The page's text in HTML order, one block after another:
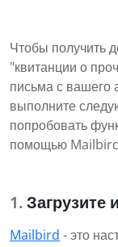
Чтобы получить
"квитанции о
письма с вашего
выполните
попробовать
помощью
Загрузите
Mailbird - это